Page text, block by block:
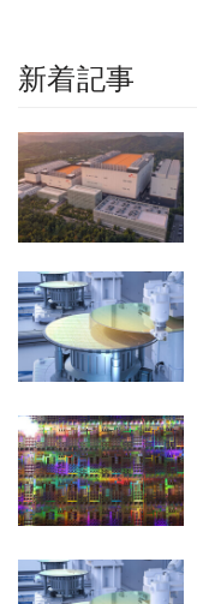
新着記事